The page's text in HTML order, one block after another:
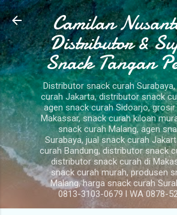
Langsung ke konten
Camilan
Distributor &
Snack Tangan
Distributor snack curah
curah Jakarta, distributor snack
agen snack curah Sidoarjo,
Makassar, snack curah kiloan
snack curah Malang, agen
Surabaya, jual snack curah
curah Bandung, distributor snack
distributor snack curah di
snack curah murah, produsen
Malang, harga snack curah
0813-3103-0679 l WA 0878-